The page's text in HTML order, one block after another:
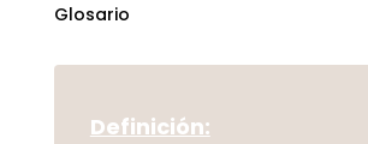
Glosario
Definición: